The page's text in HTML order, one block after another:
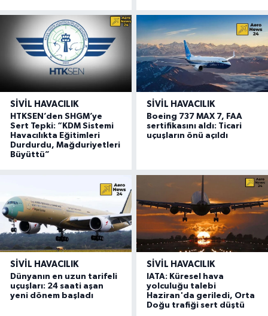
SIVIL HAVACILIK
HTKSEN’den SHGM’ye
Sert Tepki: “KDM Sistemi
Havacılıkta Eğitimleri
Durdurdu, Mağduriyetleri
Büyüttü”
SIVIL HAVACILIK
Boeing 737 MAX 7, FAA
sertifikasını aldı: Ticari
uçuşların önü açıldı
SIVIL HAVACILIK
Dünyanın en uzun tarifeli
uçuşları: 24 saati aşan
yeni dönem başladı
SIVIL HAVACILIK
IATA: Küresel hava
yolculuğu talebi
Haziran'da geriledi, Orta
Doğu trafiği sert düştü